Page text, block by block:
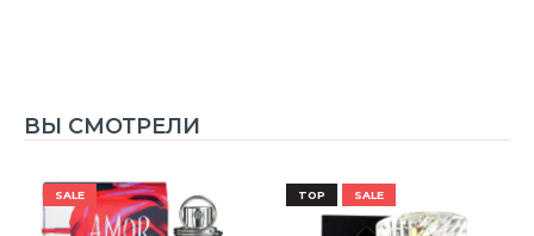
ВЫ СМОТРЕЛИ
SALE TOP SALE